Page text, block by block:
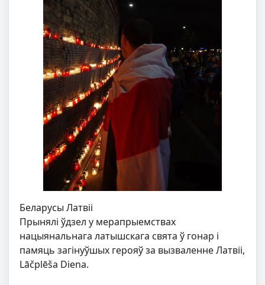
Беларусы Латвіі
Прынялі ўдзел у мерапрыемствах
нацыянальнага латышскага свята ў гонар і
памяць загінуўшых герояў за вызваленне Латвіі,
Lāčplēša Diena.